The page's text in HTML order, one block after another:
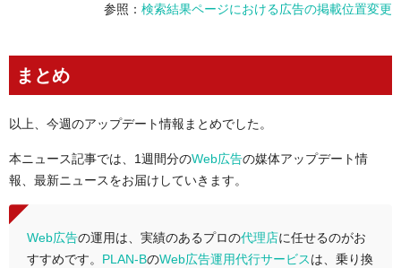
参照： 検索結果ページにおける広告の掲載位置変更
まとめ
以上、今週のアップデート情報まとめでした。
本ニュース記事では、1週間分のWeb広告の媒体アップデート情
報、最新ニュースをお届けしていきます。
Web広告の運用は、実績のあるプロの代理店に任せるのがお
すすめです。 PLAN-BのWeb広告運用代行サービスは、乗り換